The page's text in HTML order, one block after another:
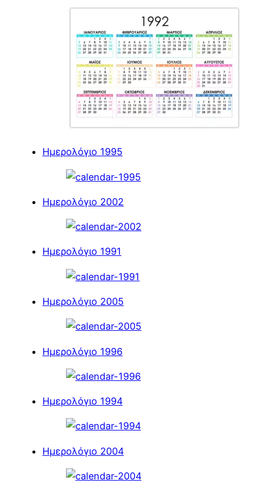
Ημερολόγιο 1995
Ημερολόγιο 2002
Ημερολόγιο 1991
Ημερολόγιο 2005
Ημερολόγιο 1996
Ημερολόγιο 1994
Ημερολόγιο 2004